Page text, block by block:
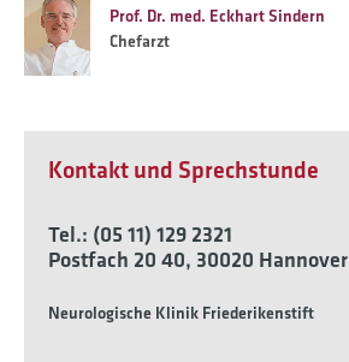
Prof. Dr. med. Eckhart Sindern
Chefarzt
Kontakt und Sprechstunde
Tel.: (05 11) 129 2321
Postfach 20 40, 30020 Hannover
Neurologische Klinik Friederikenstift